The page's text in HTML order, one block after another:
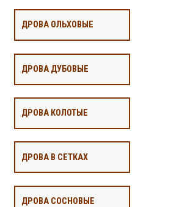
ДРОВА ОЛЬХОВЫЕ
ДРОВА ДУБОВЫЕ
ДРОВА КОЛОТЫЕ
ДРОВА В СЕТКАХ
ДРОВА СОСНОВЫЕ